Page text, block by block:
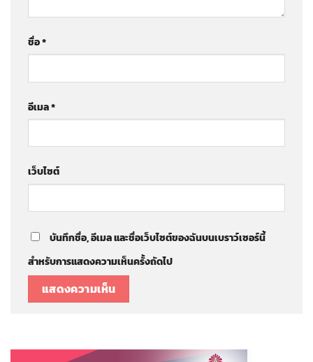
ชื่อ*
อีเมล*
เว็บไซต์
บันทึกชื่อ, อีเมล และชื่อเว็บไซต์ของฉันบนเบราว์เซอร์นี้
สำหรับการแสดงความเห็นครั้งถัดไป